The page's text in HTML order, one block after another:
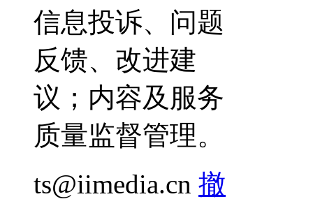
信息投诉、问题
反馈、改进建
议；内容及服务
质量监督管理。
ts@iimedia.cn 撤